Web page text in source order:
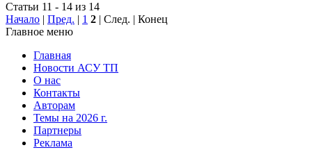
Статьи 11 - 14 из 14
Начало | Пред. | 1 2 | След. | Конец
Главное меню
Главная
Новости АСУ ТП
О нас
Контакты
Авторам
Темы на 2026 г.
Партнеры
Реклама